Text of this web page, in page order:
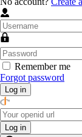
Remember me
Forgot password
Log in
Log in